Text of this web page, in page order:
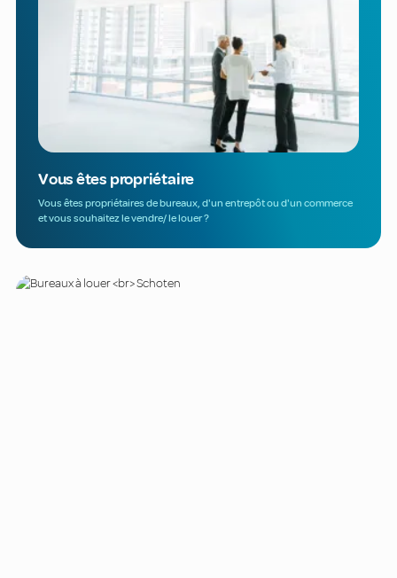
Vous êtes propriétaire
Vous êtes propriétaires de bureaux, d'un entrepôt ou d'un commerce
et vous souhaitez le vendre/ le louer ?